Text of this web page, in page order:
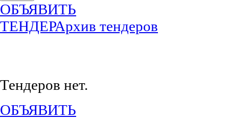
ОБЪЯВИТЬ
ТЕНДЕРАрхив тендеров
Тендеров нет.
ОБЪЯВИТЬ